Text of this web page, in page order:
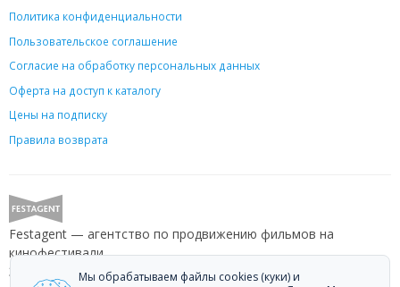
Политика конфиденциальности
Пользовательское соглашение
Согласие на обработку персональных данных
Оферта на доступ к каталогу
Цены на подписку
Правила возврата
Festagent — агентство по продвижению фильмов на
кинофестивали.
Звоните +7 (499) 113-78-80 или пишитеhello@festagent.com
Мы обрабатываем файлы cookies (куки) и